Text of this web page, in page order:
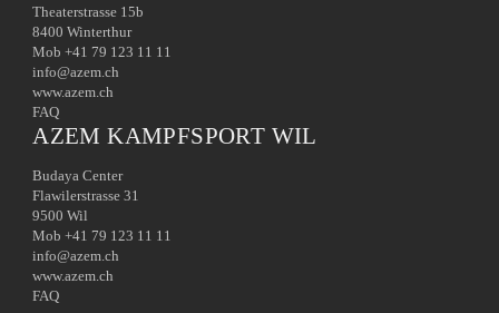
Theaterstrasse 15b
8400 Winterthur
Mob +41 79 123 11 11
info@azem.ch
www.azem.ch
FAQ
AZEM KAMPFSPORT WIL
Budaya Center
Flawilerstrasse 31
9500 Wil
Mob +41 79 123 11 11
info@azem.ch
www.azem.ch
FAQ